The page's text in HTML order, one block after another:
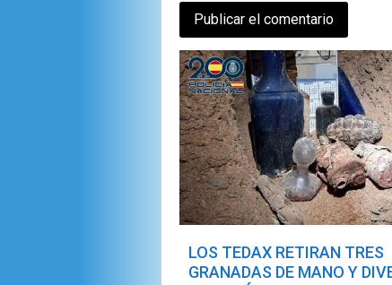
LOS TEDAX RETIRAN TRES
GRANADAS DE MANO Y